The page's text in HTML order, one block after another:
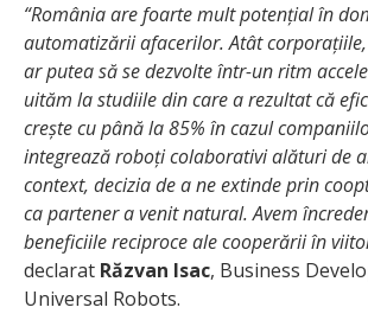
“România are foarte mult potențial în
automatizării afacerilor. Atât
ar putea să se dezvolte într-un ritm
uităm la studiile din care a rezultat că
crește cu până la 85% în cazul
integrează roboți colaborativi alături de
context, decizia de a ne extinde prin
ca partener a venit natural. Avem
beneficiile reciproce ale cooperării în
declarat Răzvan Isac, Business
Universal Robots.